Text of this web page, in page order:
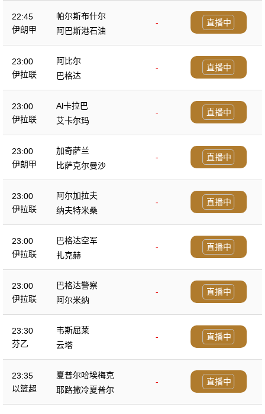
22:45
伊朗甲
帕尔斯布什尔
-
阿巴斯港石油
直播中
23:00
伊拉联
阿比尔
-
巴格达
直播中
23:00
伊拉联
Al卡拉巴
-
艾卡尔玛
直播中
23:00
伊朗甲
加奇萨兰
-
比萨克尔曼沙
直播中
23:00
伊拉联
阿尔加拉夫
-
纳夫特米桑
直播中
23:00
伊拉联
巴格达空军
-
扎克赫
直播中
23:00
伊拉联
巴格达警察
-
阿尔米纳
直播中
23:30
芬乙
韦斯屈莱
-
云塔
直播中
23:35
以篮超
夏普尔哈埃梅克
-
耶路撒冷夏普尔
直播中